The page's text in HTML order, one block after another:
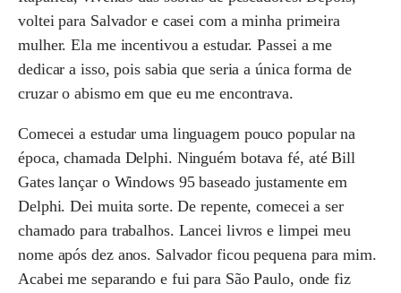
voltei para Salvador e casei com a minha primeira
mulher. Ela me incentivou a estudar. Passei a me
dedicar a isso, pois sabia que seria a única forma de
cruzar o abismo em que eu me encontrava.
Comecei a estudar uma linguagem pouco popular na
época, chamada Delphi. Ninguém botava fé, até Bill
Gates lançar o Windows 95 baseado justamente em
Delphi. Dei muita sorte. De repente, comecei a ser
chamado para trabalhos. Lancei livros e limpei meu
nome após dez anos. Salvador ficou pequena para mim.
Acabei me separando e fui para São Paulo, onde fiz